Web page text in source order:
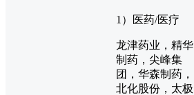
1）医药/医疗
龙津药业，精华
制药，尖峰集
团，华森制药，
北化股份，太极